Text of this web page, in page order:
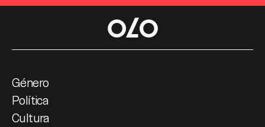
Género
Política
Cultura